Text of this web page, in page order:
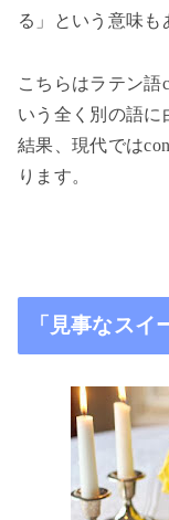
る」という意味も
こちらはラテン語
いう全く別の語に
結果、現代では
ります。
「見事なスイ